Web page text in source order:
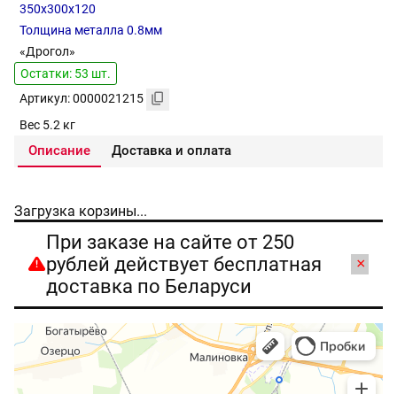
350х300х120
Толщина металла 0.8мм
«Дрогол»
Остатки: 53 шт.
Артикул: 0000021215
Вес 5.2 кг
Описание Доставка и оплата
Загрузка корзины...
При заказе на сайте от 250
рублей действует бесплатная
доставка по Беларуси
×